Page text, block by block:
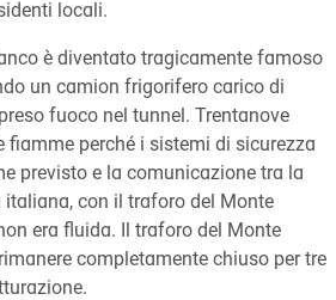
locali.
è diventato tragicamente famoso
un camion frigorifero carico di
fuoco nel tunnel. Trentanove
fiamme perché i sistemi di sicurezza
previsto e la comunicazione tra la
italiana, con il traforo del Monte
era fluida. Il traforo del Monte
completamente chiuso per tre